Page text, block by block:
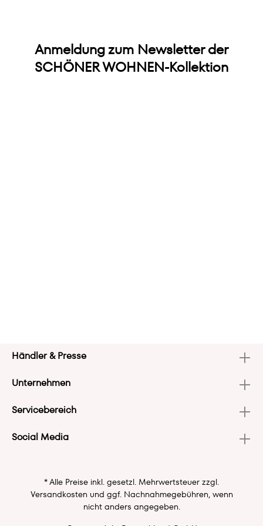
Anmeldung zum Newsletter der
SCHÖNER WOHNEN-Kollektion
Händler & Presse
Unternehmen
Servicebereich
Social Media
* Alle Preise inkl. gesetzl. Mehrwertsteuer zzgl.
Versandkosten und ggf. Nachnahmegebühren, wenn
nicht anders angegeben.